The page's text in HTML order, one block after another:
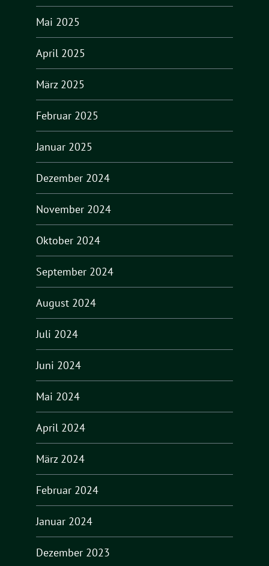
Mai 2025
April 2025
März 2025
Februar 2025
Januar 2025
Dezember 2024
November 2024
Oktober 2024
September 2024
August 2024
Juli 2024
Juni 2024
Mai 2024
April 2024
März 2024
Februar 2024
Januar 2024
Dezember 2023